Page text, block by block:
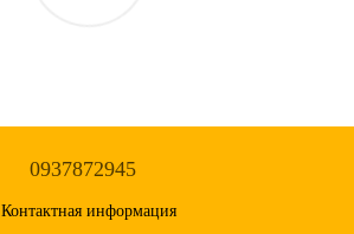
0937872945
Контактная информация